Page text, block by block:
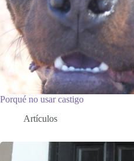
Porqué no usar castigo
Artículos